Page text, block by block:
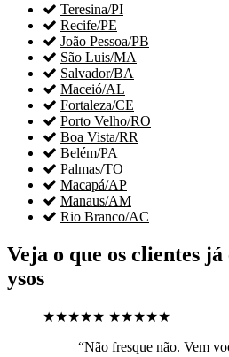
 Teresina/PI
 Recife/PE
 João Pessoa/PB
 São Luis/MA
 Salvador/BA
 Maceió/AL
 Fortaleza/CE
 Porto Velho/RO
 Boa Vista/RR
 Belém/PA
 Palmas/TO
 Macapá/AP
 Manaus/AM
 Rio Branco/AC
Veja o que os clientes
ysos
★★★★★ ★★★★★
“Não fresque não. Vem